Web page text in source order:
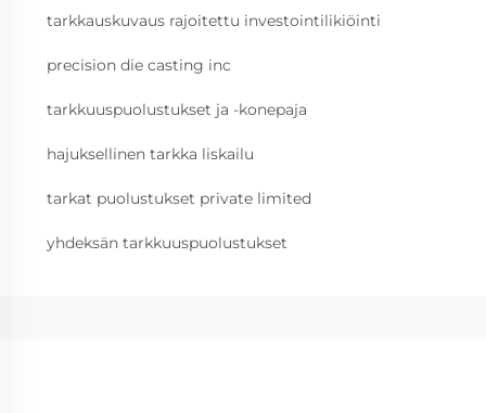
tarkkauskuvaus rajoitettu investointilikiöinti
precision die casting inc
tarkkuuspuolustukset ja -konepaja
hajuksellinen tarkka liskailu
tarkat puolustukset private limited
yhdeksän tarkkuuspuolustukset